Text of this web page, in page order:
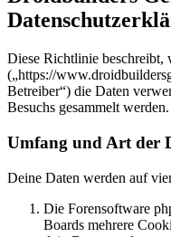
Diese Richtlinie beschreibt,
(„https://
Betreiber“) die Daten
Besuchs gesammelt werden.
Umfang und Art der
Deine Daten werden auf
Die Forensoftware
Boards mehrere